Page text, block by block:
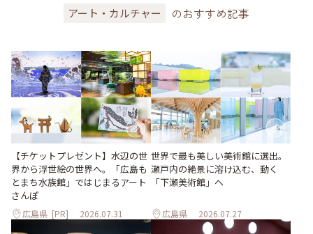
アート・カルチャー のおすすめ記事
【チケットプレゼント】水辺の世
界から浮世絵の世界へ。「広島も
とまち水族館」ではじまるアート
さんぽ
広島県 [PR] 2026.07.31
世界で最も美しい美術館に選出。
瀬戸内の絶景に溶け込む、動く
「下瀬美術館」へ
広島県 2026.07.27